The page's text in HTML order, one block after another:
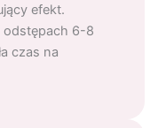
efekt.
odstępach 6-8
czas na